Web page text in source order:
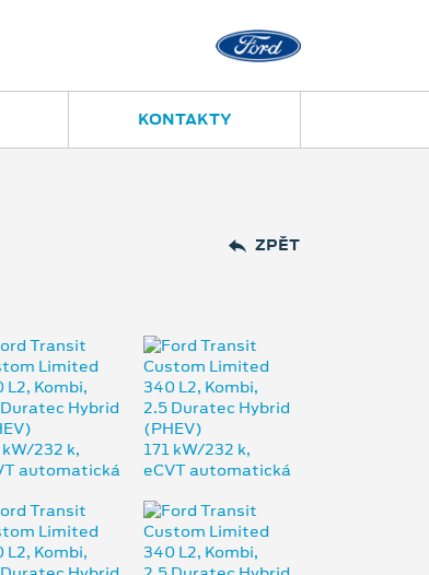
Opava
KONTAKTY
ZPĚT